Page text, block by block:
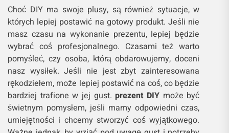
Choć DIY ma swoje plusy, są również sytuacje, w
których lepiej postawić na gotowy produkt. Jeśli nie
masz czasu na wykonanie prezentu, lepiej będzie
wybrać coś profesjonalnego. Czasami też warto
pomyśleć, czy osoba, którą obdarowujemy, doceni
nasz wysiłek. Jeśli nie jest zbyt zainteresowana
rękodziełem, może lepiej postawić na coś, co będzie
bardziej trafione w jej gust.prezent DIYmoże być
świetnym pomysłem, jeśli mamy odpowiedni czas,
umiejętności i chcemy stworzyć coś wyjątkowego.